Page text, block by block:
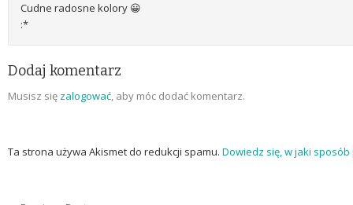
Cudne radosne kolory 😀
:*
Dodaj komentarz
Musisz się zalogować, aby móc dodać komentarz.
Ta strona używa Akismet do redukcji spamu. Dowiedz się, w jaki